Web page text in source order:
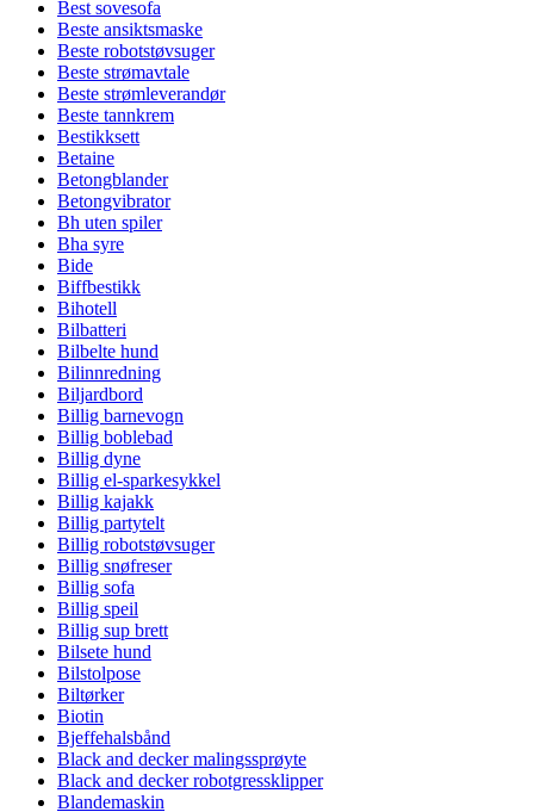
Best sovesofa
Beste ansiktsmaske
Beste robotstøvsuger
Beste strømavtale
Beste strømleverandør
Beste tannkrem
Bestikksett
Betaine
Betongblander
Betongvibrator
Bh uten spiler
Bha syre
Bide
Biffbestikk
Bihotell
Bilbatteri
Bilbelte hund
Bilinnredning
Biljardbord
Billig barnevogn
Billig boblebad
Billig dyne
Billig el-sparkesykkel
Billig kajakk
Billig partytelt
Billig robotstøvsuger
Billig snøfreser
Billig sofa
Billig speil
Billig sup brett
Bilsete hund
Bilstolpose
Biltørker
Biotin
Bjeffehalsbånd
Black and decker malingssprøyte
Black and decker robotgressklipper
Blandemaskin